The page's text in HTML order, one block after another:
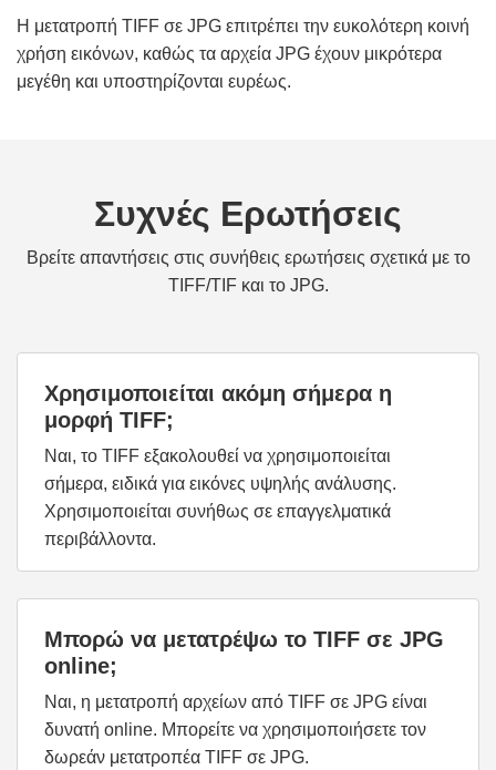
Η μετατροπή TIFF σε JPG επιτρέπει την ευκολότερη κοινή
χρήση εικόνων, καθώς τα αρχεία JPG έχουν μικρότερα
μεγέθη και υποστηρίζονται ευρέως.
Συχνές Ερωτήσεις
Βρείτε απαντήσεις στις συνήθεις ερωτήσεις σχετικά με το
TIFF/TIF και το JPG.
Χρησιμοποιείται ακόμη σήμερα η
μορφή TIFF;
Ναι, το TIFF εξακολουθεί να χρησιμοποιείται
σήμερα, ειδικά για εικόνες υψηλής ανάλυσης.
Χρησιμοποιείται συνήθως σε επαγγελματικά
περιβάλλοντα.
Μπορώ να μετατρέψω το TIFF σε JPG
online;
Ναι, η μετατροπή αρχείων από TIFF σε JPG είναι
δυνατή online. Μπορείτε να χρησιμοποιήσετε τον
δωρεάν μετατροπέα TIFF σε JPG.